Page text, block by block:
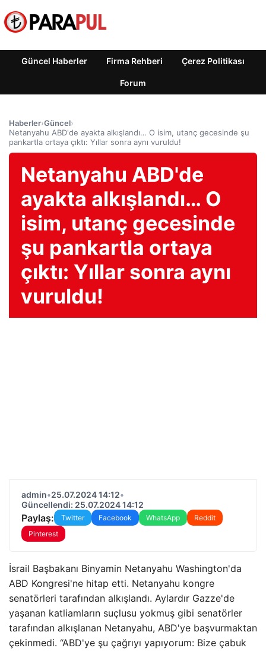
Güncel Haberler Firma Rehberi Çerez Politikası
Forum
Haberler›Güncel›
Netanyahu ABD'de ayakta alkışlandı… O isim, utanç gecesinde şu
pankartla ortaya çıktı: Yıllar sonra aynı vuruldu!
Netanyahu ABD'de
ayakta alkışlandı… O
isim, utanç gecesinde
şu pankartla ortaya
çıktı: Yıllar sonra aynı
vuruldu!
admin•25.07.2024 14:12•
Güncellendi: 25.07.2024 14:12
Paylaş: Twitter Facebook WhatsApp
Reddit
Pinterest
İsrail Başbakanı Binyamin Netanyahu Washington'da
ABD Kongresi'ne hitap etti. Netanyahu kongre
senatörleri tarafından alkışlandı. Aylardır Gazze'de
yaşanan katliamların suçlusu yokmuş gibi senatörler
tarafından alkışlanan Netanyahu, ABD'ye başvurmaktan
çekinmedi. “ABD'ye şu çağrıyı yapıyorum: Bize çabuk